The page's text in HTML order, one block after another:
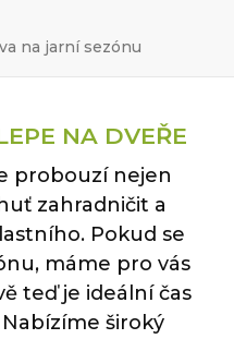
na jarní sezónu
NA DVEŘE
probouzí nejen
zahradničit a
Pokud se
máme pro vás
teď je ideální čas
široký